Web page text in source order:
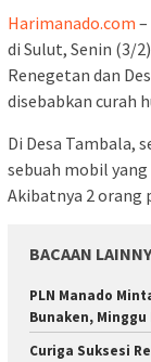
Harimanado.com
di Sulut, Senin (3/
Renegetan dan
disebabkan curah
Di Desa Tambala,
sebuah mobil
Akibatnya 2 orang
BACAAN
PLN Manado
Bunaken, Minggu
Curiga Suksesi